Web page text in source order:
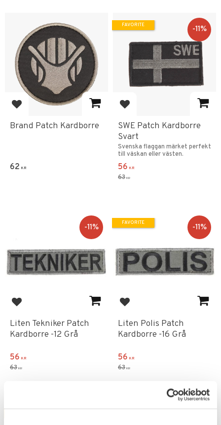
Add to favorites
Brand Patch Kardborre
62 KR
Add to favorites
SWE Patch Kardborre
Svart
Svenska flaggan märket perfekt
till väskan eller västen.
56 KR
63 KR
11%
FAVORITE
Add to favorites
Liten Tekniker Patch
Kardborre -12 Grå
56 KR
63 KR
11%
Add to favorites
Liten Polis Patch
Kardborre -16 Grå
56 KR
63 KR
11%
FAVORITE